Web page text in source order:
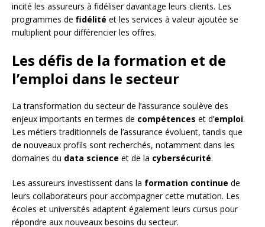
incité les assureurs à fidéliser davantage leurs clients. Les
programmes de fidélité et les services à valeur ajoutée se
multiplient pour différencier les offres.
Les défis de la formation et de
l’emploi dans le secteur
La transformation du secteur de l’assurance soulève des
enjeux importants en termes de compétences et d’emploi.
Les métiers traditionnels de l’assurance évoluent, tandis que
de nouveaux profils sont recherchés, notamment dans les
domaines du data science et de la cybersécurité.
Les assureurs investissent dans la formation continue de
leurs collaborateurs pour accompagner cette mutation. Les
écoles et universités adaptent également leurs cursus pour
répondre aux nouveaux besoins du secteur.